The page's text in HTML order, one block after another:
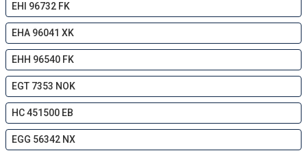
EHI 96732 FK
EHA 96041 XK
EHH 96540 FK
EGT 7353 NOK
HC 451500 EB
EGG 56342 NX